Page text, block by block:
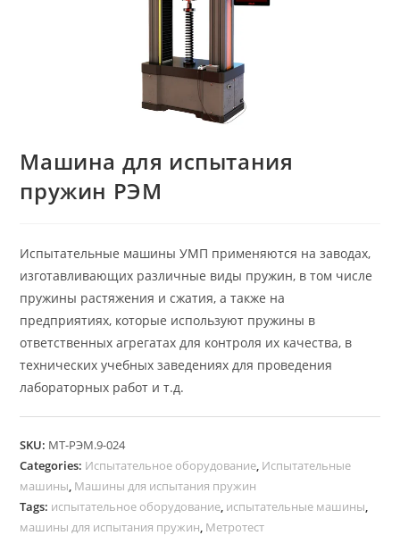
Машина для испытания
пружин РЭМ
Испытательные машины УМП применяются на заводах,
изготавливающих различные виды пружин, в том числе
пружины растяжения и сжатия, а также на
предприятиях, которые используют пружины в
ответственных агрегатах для контроля их качества, в
технических учебных заведениях для проведения
лабораторных работ и т.д.
SKU: МТ-РЭМ.9-024
Categories: Испытательное оборудование, Испытательные
машины, Машины для испытания пружин
Tags: испытательное оборудование, испытательные машины,
машины для испытания пружин, Метротест